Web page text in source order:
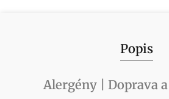
Popis
Alergény | Doprava